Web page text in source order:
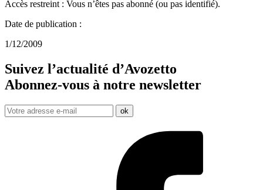
Accès restreint : Vous n’êtes pas abonné (ou pas identifié).
Date de publication :
1/12/2009
Suivez l’actualité d’Avozetto
Abonnez-vous à notre newsletter